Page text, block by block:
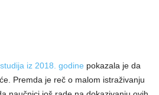
iz 2018. godine pokazala je da
Premda je reč o malom istraživanju